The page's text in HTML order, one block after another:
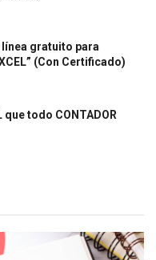
línea gratuito para
(Con Certificado)
que todo CONTADOR